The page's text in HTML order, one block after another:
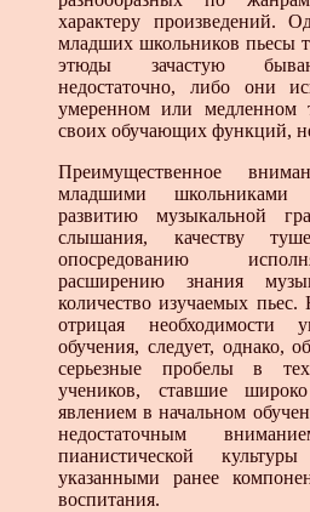
характеру произведений.
младших школьников пьесы
этюды зачастую
недостаточно, либо они
умеренном или медленном
своих обучающих функций,
Преимущественное
младшими школьниками
развитию музыкальной
слышания, качеству
опосредованию
расширению знания
количество изучаемых
отрицая необходимости
обучения, следует, однако,
серьезные пробелы в
учеников, ставшие
явлением в начальном
недостаточным
пианистической
указанными ранее
воспитания.